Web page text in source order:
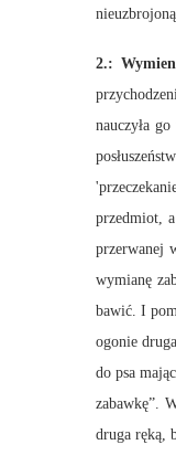
2.:
nauczyła
przedmiot,
przerwanej
wymianę
bawić. I
ogonie
do psa
zabawkę”.
druga ręką,